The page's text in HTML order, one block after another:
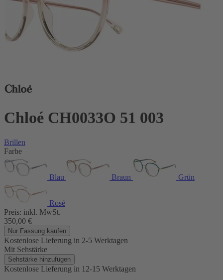
Chloé CH0033O 51 003
Brillen
Farbe
Blau Braun Grün
Rosé
Preis: inkl. MwSt.
350,00 €
Nur Fassung kaufen
Kostenlose Lieferung in 2-5 Werktagen
Mit Sehstärke
Sehstärke hinzufügen
Kostenlose Lieferung in 12-15 Werktagen